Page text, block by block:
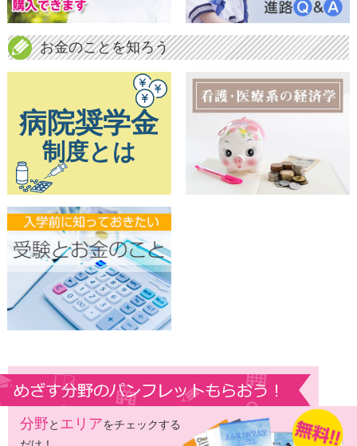
お金のことを知ろう
分野と エリアをチェックする